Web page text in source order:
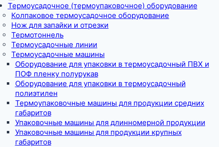
Термоусадочное (термоупаковочное) оборудование
Колпаковое термоусадочное оборудование
Нож для запайки и отрезки
Термотоннель
Термоусадочные линии
Термоусадочные машины
Оборудование для упаковки в термоусадочный ПВХ и
ПОФ пленку полурукав
Оборудование для упаковки в термоусадочный
полиэтилен
Термоупаковочные машины для продукции средних
габаритов
Упаковочные машины для длинномерной продукции
Упаковочные машины для продукции крупных
габаритов